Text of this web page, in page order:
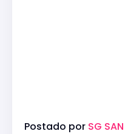
Postado por SG SAN